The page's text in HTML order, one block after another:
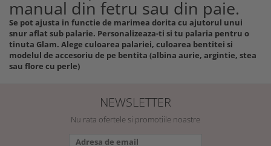
manual din fetru sau din paie.
Se pot ajusta in functie de marimea dorita cu ajutorul unui
snur aflat sub palarie. Personalizeaza-ti si tu palaria pentru o
tinuta Glam. Alege culoarea palariei, culoarea bentitei si
modelul de accesoriu de pe bentita (albina aurie, argintie, stea
sau flore cu perle)
NEWSLETTER
Nu rata ofertele si promotiile noastre